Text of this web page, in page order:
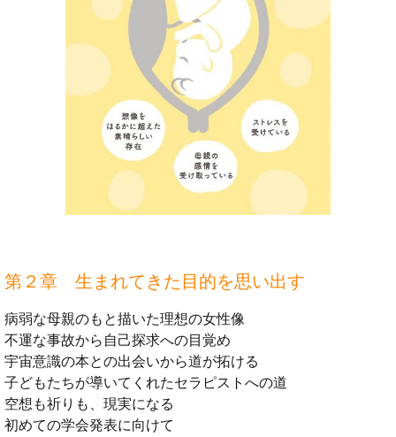
第２章 生まれてきた目的を思い出す
病弱な母親のもと描いた理想の女性像
不運な事故から自己探求への目覚め
宇宙意識の本との出会いから道が拓ける
子どもたちが導いてくれたセラピストへの道
空想も祈りも、現実になる
初めての学会発表に向けて